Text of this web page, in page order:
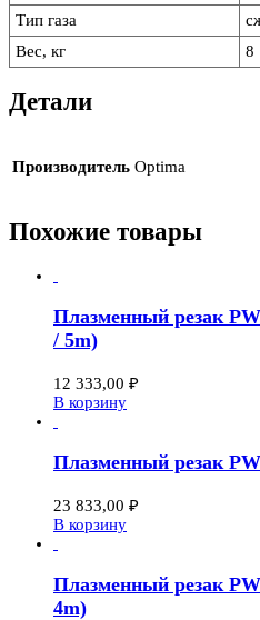
Тип газа
Вес, кг
8
Детали
Производитель Optima
Похожие товары
Плазменный резак
/ 5m)
12 333,00 ₽
В корзину
Плазменный резак
23 833,00 ₽
В корзину
Плазменный резак
4m)